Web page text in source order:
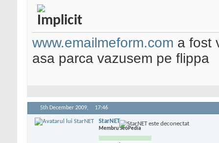
www.emailmeform.com a fost
asa parca vazusem pe flippa
5th December 2009, 17:46
StarNET
Membru SeoPedia